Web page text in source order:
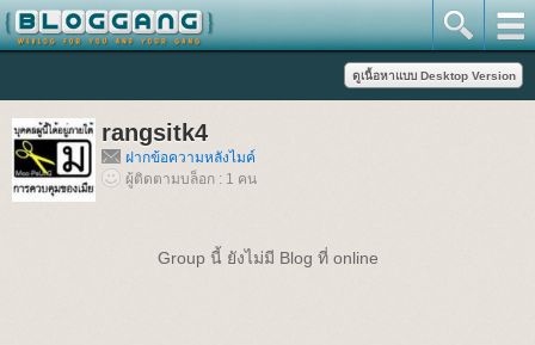
rangsitk4
ฝากข้อความหลังไมค์
ผู้ติดตามบล็อก : 1 คน
Group นี้ ยังไม่มี Blog ที่ online